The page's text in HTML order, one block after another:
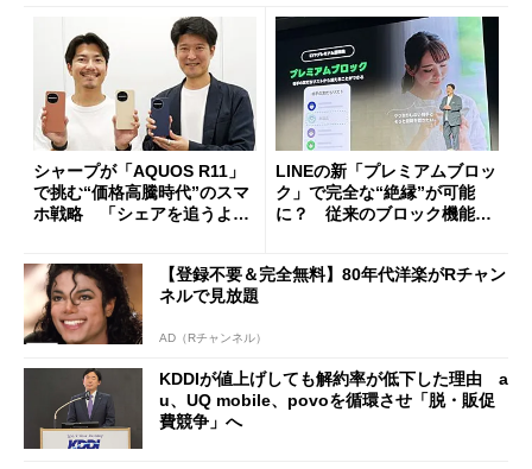
シャープが「AQUOS R11」
で挑む“価格高騰時代”のスマ
ホ戦略 「シェアを追うより
LINEの新「プレミアムブロッ
ク」で完全な“絶縁”が可能
に？ 従来のブロック機能と
【登録不要＆完全無料】80年代洋楽がRチャン
ネルで見放題
AD（Rチャンネル）
KDDIが値上げしても解約率が低下した理由 a
u、UQ mobile、povoを循環させ「脱・販促
費競争」へ